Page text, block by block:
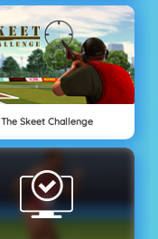
The Skeet Challenge